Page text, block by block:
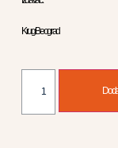
Krug Beograd